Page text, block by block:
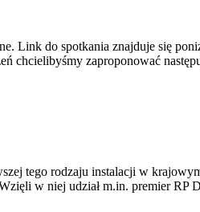
Link do spotkania znajduje się
chcielibyśmy zaproponować
tego rodzaju instalacji w
w niej udział m.in. premier RP